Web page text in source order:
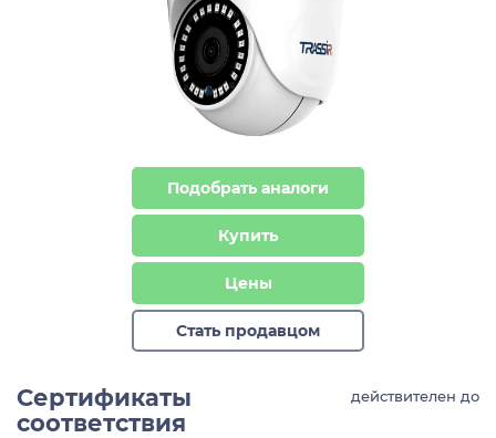
Подобрать аналоги
Купить
Цены
Стать продавцом
Сертификаты
соответствия
действителен до